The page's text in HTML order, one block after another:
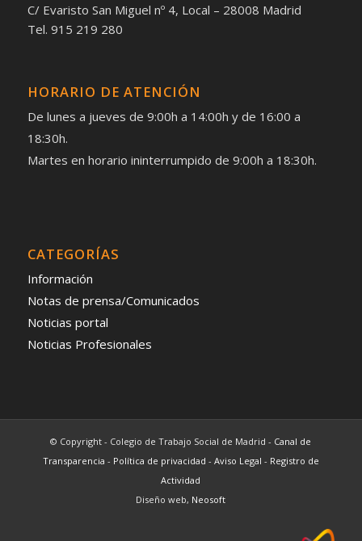
C/ Evaristo San Miguel nº 4, Local – 28008 Madrid
Tel. 915 219 280
HORARIO DE ATENCIÓN
De lunes a jueves de 9:00h a 14:00h y de 16:00 a
18:30h.
Martes en horario ininterrumpido de 9:00h a 18:30h.
CATEGORÍAS
Información
Notas de prensa/Comunicados
Noticias portal
Noticias Profesionales
© Copyright - Colegio de Trabajo Social de Madrid - Canal de
Transparencia - Política de privacidad - Aviso Legal - Registro de
Actividad
Diseño web, Neosoft